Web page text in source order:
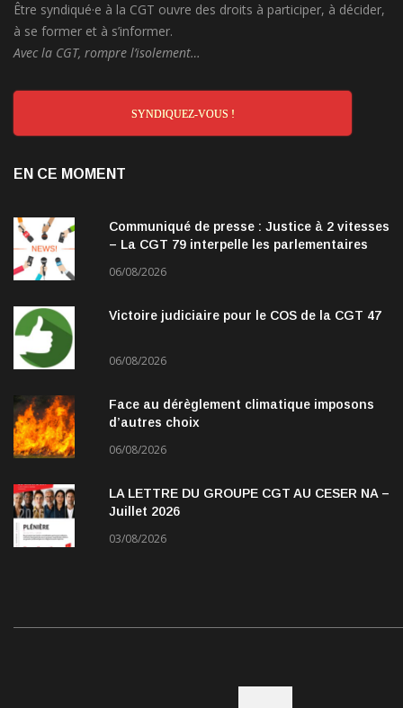
Être syndiqué·e à la CGT ouvre des droits à participer, à décider,
à se former et à s’informer.
Avec la CGT, rompre l’isolement…
SYNDIQUEZ-VOUS !
EN CE MOMENT
Communiqué de presse : Justice à 2 vitesses
– La CGT 79 interpelle les parlementaires
06/08/2026
Victoire judiciaire pour le COS de la CGT 47
06/08/2026
Face au dérèglement climatique imposons
d’autres choix
06/08/2026
LA LETTRE DU GROUPE CGT AU CESER NA –
Juillet 2026
03/08/2026